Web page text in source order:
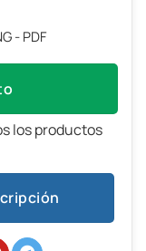
actual
es:
- PDF
los productos